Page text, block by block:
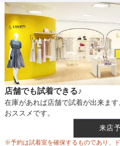
イルを格上げしてくれるアイテムで
前で結べるデザインで、ほどけに
ます。さらに、袖型の裏地付き仕
ズレ落ちる心配がなく、長時間の
ショールの優雅な透け感と、さり
象的に映ります。
結婚式やパーティーなどのオケー
スの雰囲気を引き立てたいフォー
と実用性を兼ね備えた万能ショール
丈
生地の厚さ
裏地
ウエスト調整
店舗でも試着できる♪
在庫があれば店舗で試着が出来ま
おススメです。
来店
※予約は試着室を確保するものであり、